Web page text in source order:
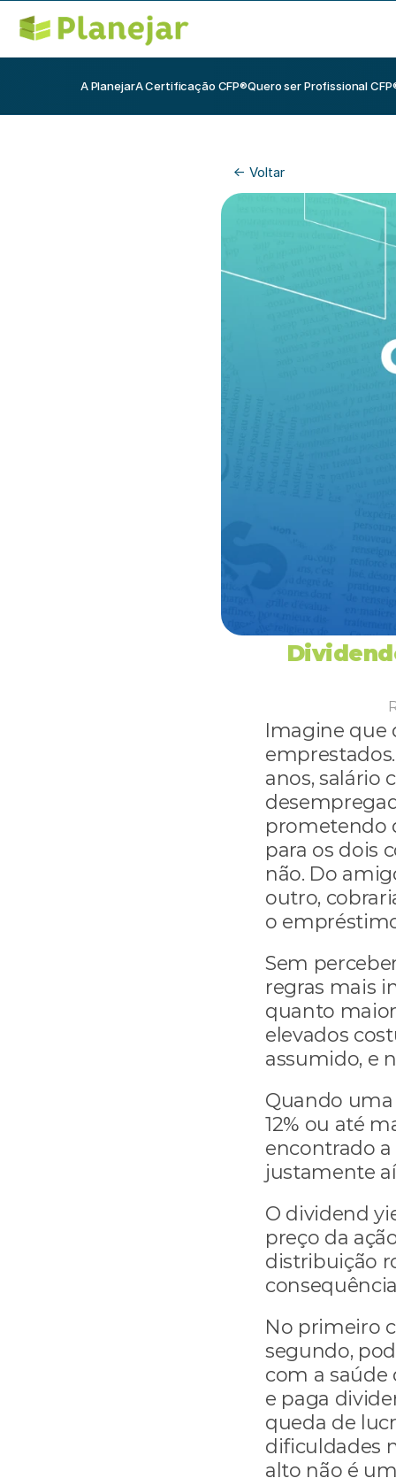
A PlanejarA Certificação CFP®Quero ser Profissional
<- Voltar
Imagine que
anos, salário
prometendo
para os dois
não. Do
outro,
o
Sem
regras mais
quanto
elevados
assumido, e
Quando uma
12% ou até
encontrado
justamente
O dividend
preço da
distribuição
No primeiro
segundo,
com a saúde
e paga
queda de
dificuldades
alto não é